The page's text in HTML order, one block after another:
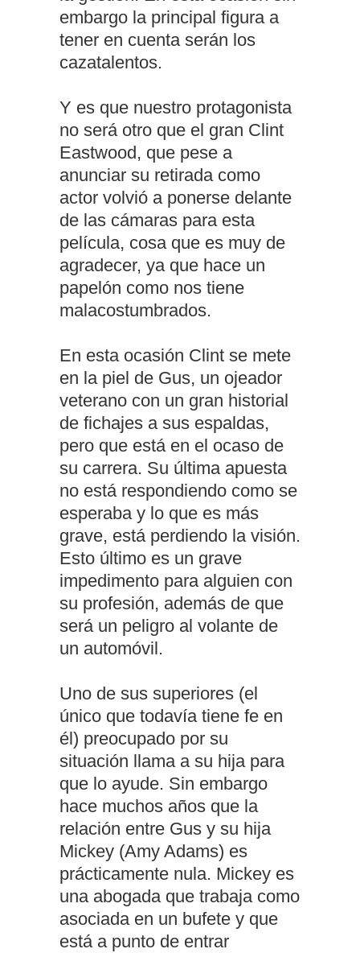
embargo la principal figura a
tener en cuenta serán los
cazatalentos.
Y es que nuestro protagonista
no será otro que el gran Clint
Eastwood, que pese a
anunciar su retirada como
actor volvió a ponerse delante
de las cámaras para esta
película, cosa que es muy de
agradecer, ya que hace un
papelón como nos tiene
malacostumbrados.
En esta ocasión Clint se mete
en la piel de Gus, un ojeador
veterano con un gran historial
de fichajes a sus espaldas,
pero que está en el ocaso de
su carrera. Su última apuesta
no está respondiendo como se
esperaba y lo que es más
grave, está perdiendo la visión.
Esto último es un grave
impedimento para alguien con
su profesión, además de que
será un peligro al volante de
un automóvil.
Uno de sus superiores (el
único que todavía tiene fe en
él) preocupado por su
situación llama a su hija para
que lo ayude. Sin embargo
hace muchos años que la
relación entre Gus y su hija
Mickey (Amy Adams) es
prácticamente nula. Mickey es
una abogada que trabaja como
asociada en un bufete y que
está a punto de entrar